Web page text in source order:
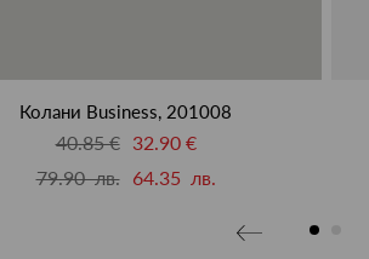
Колани Business, 201008
40.85 €
32.90 €
79.90 лв.
64.35 лв.